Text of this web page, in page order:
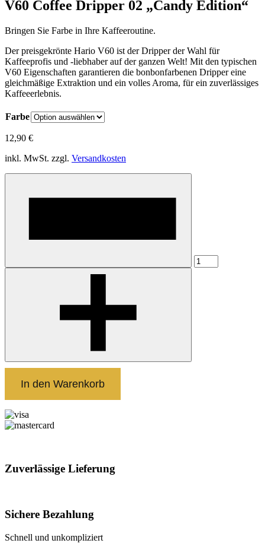
V60 Coffee Dripper 02 „Candy Edition“
Bringen Sie Farbe in Ihre Kaffeeroutine.
Der preisgekrönte Hario V60 ist der Dripper der Wahl für
Kaffeeprofis und -liebhaber auf der ganzen Welt! Mit den typischen
V60 Eigenschaften garantieren die bonbonfarbenen Dripper eine
gleichmäßige Extraktion und ein volles Aroma, für ein zuverlässiges
Kaffeeerlebnis.
Farbe
12,90 €
inkl. MwSt. zzgl. Versandkosten
In den Warenkorb
Zuverlässige Lieferung
Sichere Bezahlung
Schnell und unkompliziert